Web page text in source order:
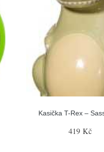
Kasička T-Rex –
419 Kč